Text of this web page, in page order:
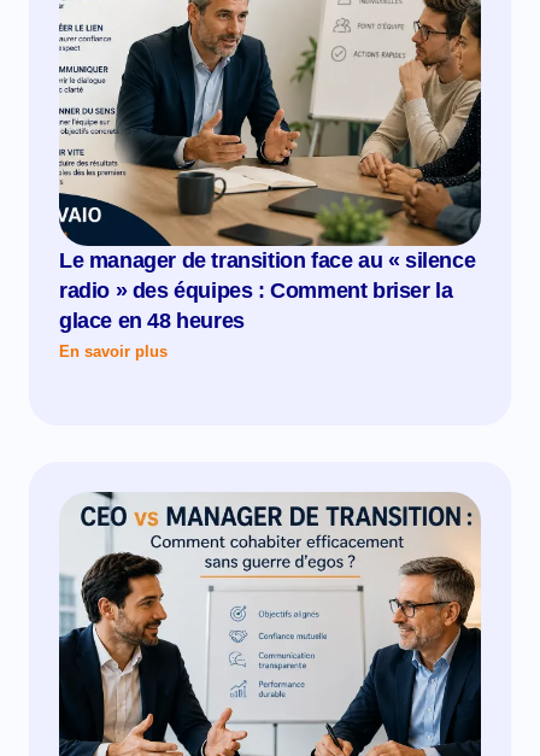
Le manager de transition face au « silence
radio » des équipes : Comment briser la
glace en 48 heures
En savoir plus